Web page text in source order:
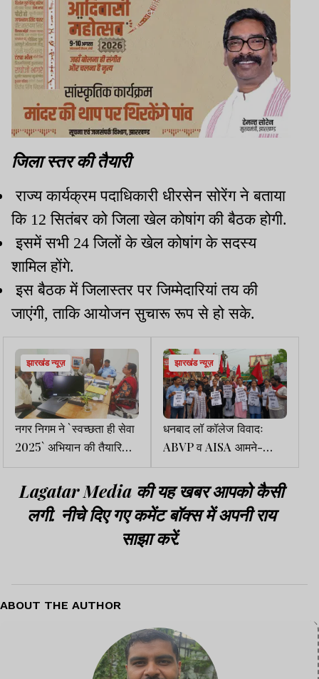
जिला स्तर की तैयारी
राज्य कार्यक्रम पदाधिकारी धीरसेन सोरेंग ने बताया
कि 12 सितंबर को जिला खेल कोषांग की बैठक होगी.
इसमें सभी 24 जिलों के खेल कोषांग के सदस्य
शामिल होंगे.
इस बैठक में जिलास्तर पर जिम्मेदारियां तय की
जाएंगी, ताकि आयोजन सुचारू रूप से हो सके.
झारखंड न्यूज़
नगर निगम ने `स्वच्छता ही सेवा
2025` अभियान की तैयारियों
को लेकर की बैठक
झारखंड न्यूज़
धनबाद लॉ कॉलेज विवादः
ABVP व AISA आमने-
सामने, एक-दूसरे पर लगाए
गंभीर आरोप
Lagatar Media की यह खबर आपको कैसी
लगी. नीचे दिए गए कमेंट बॉक्स में अपनी राय
साझा करें.
ABOUT THE AUTHOR